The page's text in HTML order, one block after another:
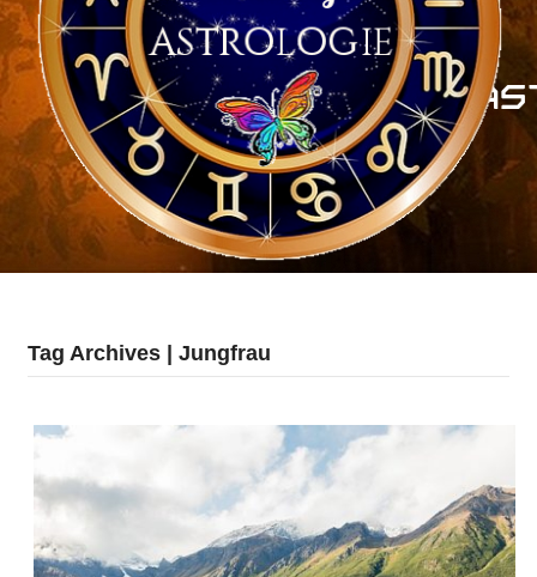
Tag Archives | Jungfrau